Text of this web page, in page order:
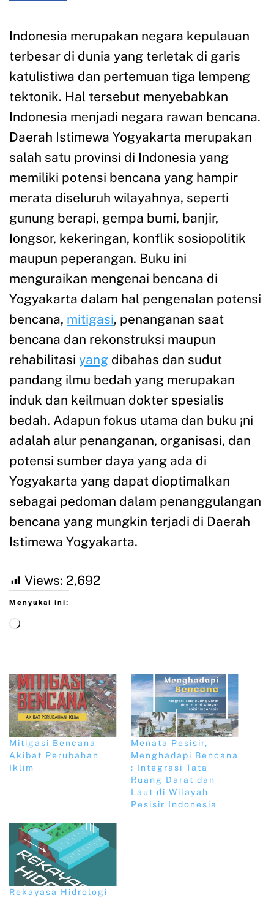
Indonesia merupakan negara kepulauan
terbesar di dunia yang terletak di garis
katulistiwa dan pertemuan tiga lempeng
tektonik. Hal tersebut menyebabkan
Indonesia menjadi negara rawan bencana.
Daerah Istimewa Yogyakarta merupakan
salah satu provinsi di Indonesia yang
memiliki potensi bencana yang hampir
merata diseluruh wilayahnya, seperti
gunung berapi, gempa bumi, banjir,
Iongsor, kekeringan, konflik sosiopolitik
maupun peperangan. Buku ini
menguraikan mengenai bencana di
Yogyakarta dalam hal pengenalan potensi
bencana, mitigasi, penanganan saat
bencana dan rekonstruksi maupun
rehabilitasi yang dibahas dan sudut
pandang ilmu bedah yang merupakan
induk dan keilmuan dokter spesialis
bedah. Adapun fokus utama dan buku ¡ni
adalah alur penanganan, organisasi, dan
potensi sumber daya yang ada di
Yogyakarta yang dapat dioptimalkan
sebagai pedoman dalam penanggulangan
bencana yang mungkin terjadi di Daerah
Istimewa Yogyakarta.
Views: 2,692
Menyukai ini:
Mitigasi Bencana
Akibat Perubahan
Iklim
Menata Pesisir,
Menghadapi Bencana
: Integrasi Tata
Ruang Darat dan
Laut di Wilayah
Pesisir Indonesia
Rekayasa Hidrologi